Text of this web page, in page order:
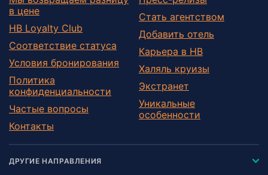
в цене
HB Loyalty Club
Соответствие статуса
Условия бронирования
Политика
конфиденциальности
Частые вопросы
Контакты
Стать агентством
Добавить отель
Карьера в HB
Халяль круизы
Экстранет
Уникальные
особенности
ДРУГИЕ НАПРАВЛЕНИЯ